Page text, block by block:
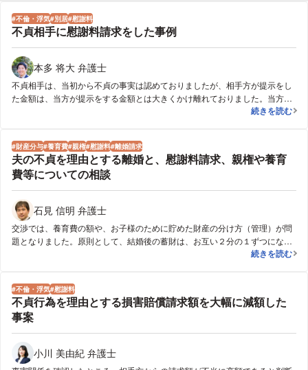
不倫・浮気 別居 慰謝料
不貞相手に慰謝料請求をした事例
本多 将大 弁護士
不貞相手は、当初から不貞の事実は認めておりましたが、相手方が提示をし
た金額は、当方が提示をする金額とは大きくかけ離れておりました。当方か
らの資料の提示、慰謝料額を上げる要素の説明等、粘り強く交渉をした結
不貞相手に慰
続きを読む
財産分与 養育費 親権 慰謝料 離婚請求
夫の不貞を理由とする離婚と、慰謝料請求、親権や養育
費等についての相談
石見 信明 弁護士
交渉では、養育費の額や、お子様のために貯めた財産の分け方（管理）が問
題となりました。原則として、結婚後の蓄財は、お互い２分の１ずつになる
ように分け合うのが財産分与の方法であり、お子様のための蓄財であっても
理する代わりに夫側に相当な額の精算金を支払わなければならなくなり、妻
側の経済的負担が大きくなってしまいます。本件においても、夫側からはお
子様のための蓄財も通常の財産分与の方法として清算を求められました。交
渉においては、あくまで夫側の不貞･有責による離婚であることを強調し、あ
る程度の長期戦となることを覚悟して粘り強くやり取りをしていきました。
書面での交渉から離婚調停に移る中、最終的には、夫側は、妻側の主張する
夫の不貞を理
続きを読む
不倫・浮気 慰謝料
不貞行為を理由とする損害賠償請求額を大幅に減額した
事案
小川 美由紀 弁護士